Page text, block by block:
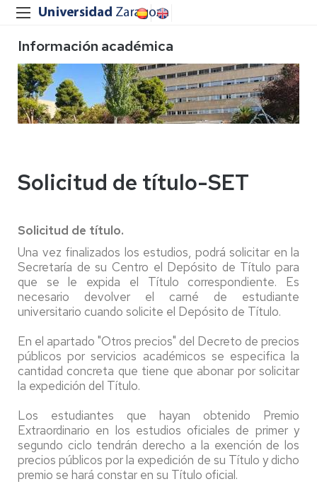
Información académica
Solicitud de título-SET
Solicitud de título.
Una vez finalizados los estudios, podrá solicitar en la
Secretaría de su Centro el Depósito de Título para
que se le expida el Título correspondiente. Es
necesario devolver el carné de estudiante
universitario cuando solicite el Depósito de Título.
En el apartado "Otros precios" del Decreto de precios
públicos por servicios académicos se especifica la
cantidad concreta que tiene que abonar por solicitar
la expedición del Título.
Los estudiantes que hayan obtenido Premio
Extraordinario en los estudios oficiales de primer y
segundo ciclo tendrán derecho a la exención de los
precios públicos por la expedición de su Título y dicho
premio se hará constar en su Título oficial.